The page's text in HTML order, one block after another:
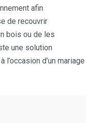
afin
de recouvrir
bois ou de les
une solution
d’un mariage